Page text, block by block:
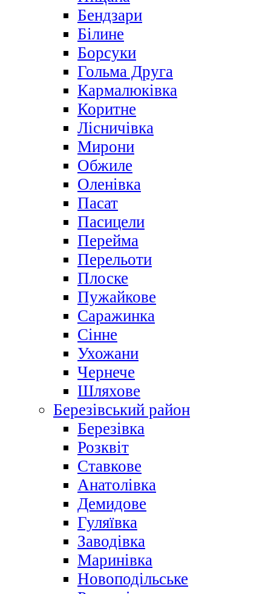
Бендзари
Білине
Борсуки
Гольма Друга
Кармалюківка
Коритне
Лісничівка
Мирони
Обжиле
Оленівка
Пасат
Пасицели
Перейма
Перельоти
Плоске
Пужайкове
Саражинка
Сінне
Ухожани
Чернече
Шляхове
Березівський район
Березівка
Розквіт
Ставкове
Анатолівка
Демидове
Гуляївка
Заводівка
Маринівка
Новоподільське